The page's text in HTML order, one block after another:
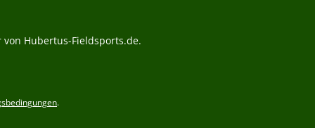
Hubertus-Fieldsports.de.
.